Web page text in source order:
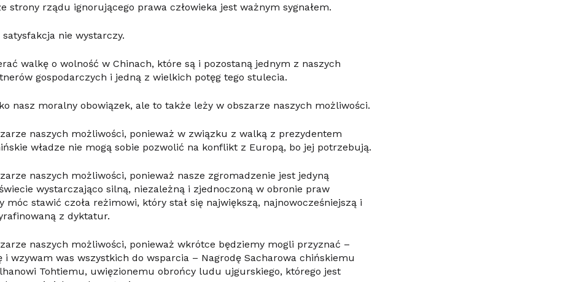
strony rządu ignorującego prawa człowieka jest ważnym sygnałem.
nie wystarczy.
walkę o wolność w Chinach, które są i pozostaną jednym z naszych
gospodarczych i jedną z wielkich potęg tego stulecia.
nasz moralny obowiązek, ale to także leży w obszarze naszych możliwości.
naszych możliwości, ponieważ w związku z walką z prezydentem
władze nie mogą sobie pozwolić na konflikt z Europą, bo jej potrzebują.
naszych możliwości, ponieważ nasze zgromadzenie jest jedyną
wystarczająco silną, niezależną i zjednoczoną w obronie praw
móc stawić czoła reżimowi, który stał się największą, najnowocześniejszą i
z dyktatur.
naszych możliwości, ponieważ wkrótce będziemy mogli przyznać –
i wzywam was wszystkich do wsparcia – Nagrodę Sacharowa chińskiemu
Tohtiemu, uwięzionemu obrońcy ludu ujgurskiego, którego jest